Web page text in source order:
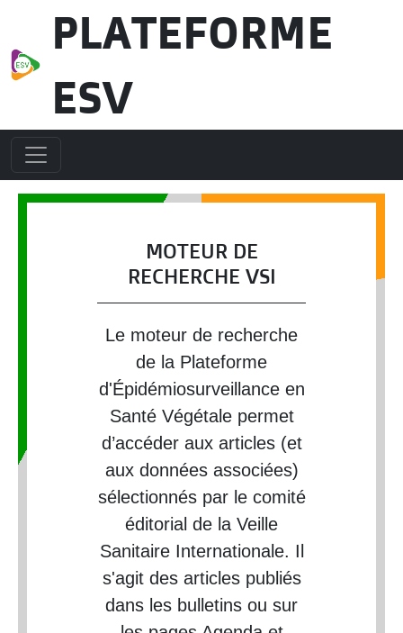
Aller au contenu principal
PLATEFORME
ESV
MOTEUR DE
RECHERCHE VSI
Le moteur de recherche
de la Plateforme
d'Épidémiosurveillance en
Santé Végétale permet
d’accéder aux articles (et
aux données associées)
sélectionnés par le comité
éditorial de la Veille
Sanitaire Internationale. Il
s'agit des articles publiés
dans les bulletins ou sur